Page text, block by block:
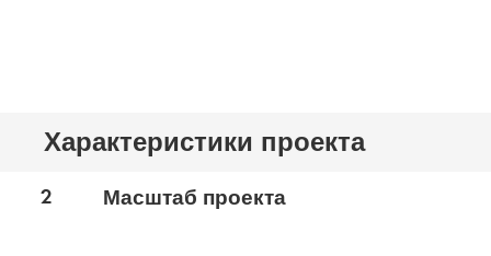
Характеристики проекта
2 Масштаб проекта